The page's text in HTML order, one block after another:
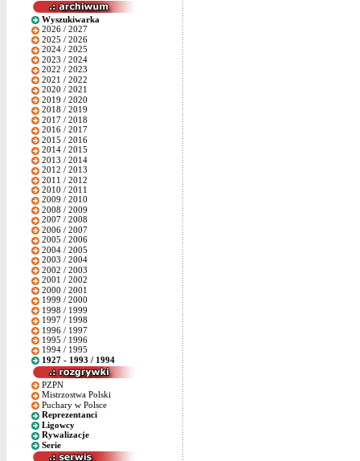
Wyszukiwarka
2026 / 2027
2025 / 2026
2024 / 2025
2023 / 2024
2022 / 2023
2021 / 2022
2020 / 2021
2019 / 2020
2018 / 2019
2017 / 2018
2016 / 2017
2015 / 2016
2014 / 2015
2013 / 2014
2012 / 2013
2011 / 2012
2010 / 2011
2009 / 2010
2008 / 2009
2007 / 2008
2006 / 2007
2005 / 2006
2004 / 2005
2003 / 2004
2002 / 2003
2001 / 2002
2000 / 2001
1999 / 2000
1998 / 1999
1997 / 1998
1996 / 1997
1995 / 1996
1994 / 1995
1927 - 1993 / 1994
PZPN
Mistrzostwa Polski
Puchary w Polsce
Reprezentanci
Ligowcy
Rywalizacje
Serie